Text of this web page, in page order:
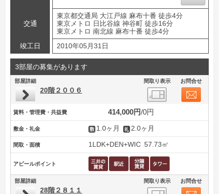
交通
東京都交通局 大江戸線 麻布十番 徒歩4分
東京メトロ 日比谷線 神谷町 徒歩16分
東京メトロ 南北線 麻布十番 徒歩4分
竣工日
2010年05月31日
3部屋の募集があります
部屋詳細 間取り表示 お問合せ
20階２００６
賃料・管理費・共益費 414,000円 0円
敷金・礼金 1.0ヶ月 2.0ヶ月
間取・面積 1LDK+DEN+WIC 57.73㎡
アピールポイント
部屋詳細 間取り表示 お問合せ
28階２８１１